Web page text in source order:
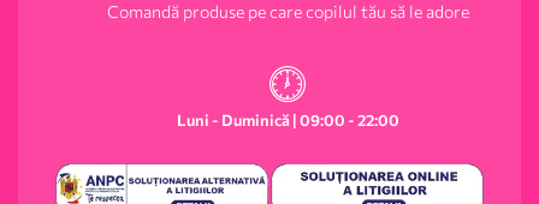
Comandă produse pe care copilul tău să le adore
Luni - Duminică | 09:00 - 22:00